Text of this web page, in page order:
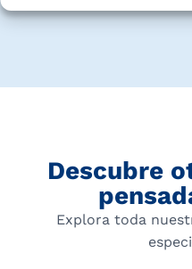
Descubre
Explora toda